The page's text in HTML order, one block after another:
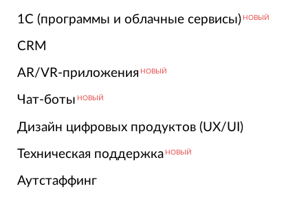
1С (программы и облачные сервисы) НОВЫЙ
CRM
AR/VR-приложения НОВЫЙ
Чат-боты НОВЫЙ
Дизайн цифровых продуктов (UX/UI)
Техническая поддержка НОВЫЙ
Аутстаффинг